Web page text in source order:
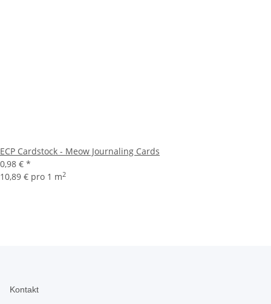
ECP Cardstock - Meow Journaling Cards
0,98 € *
10,89 € pro 1 m2
Kontakt